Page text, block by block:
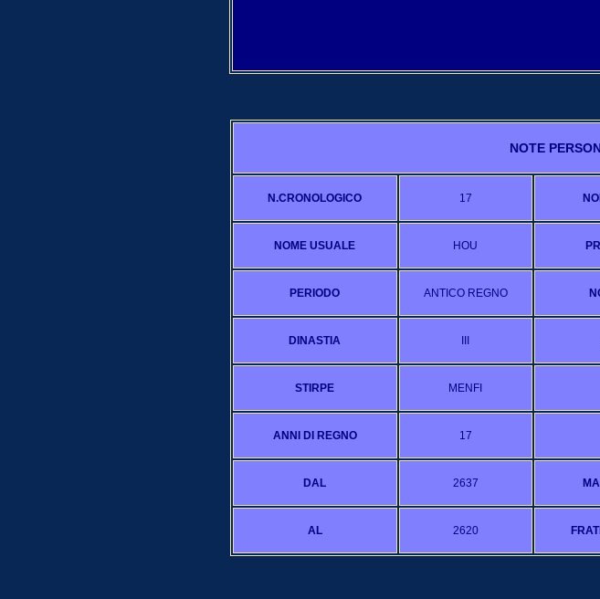
NOTE
N.CRONOLOGICO 17
NOME USUALE HOU
PERIODO ANTICO REGNO
DINASTIA
STIRPE MENFI
ANNI DI REGNO 17
DAL 2637
AL 2620